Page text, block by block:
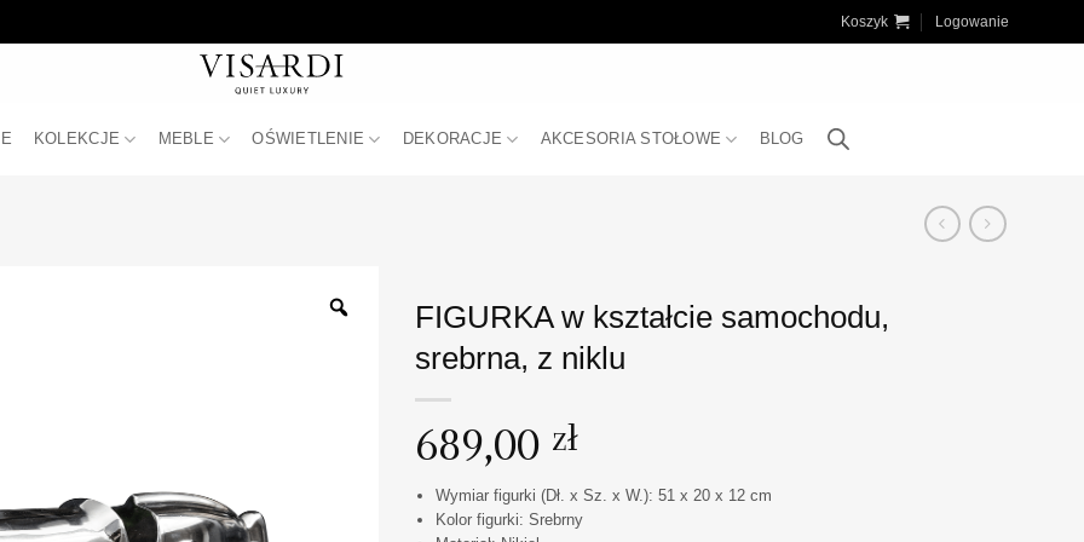
Koszyk Logowanie
KOLEKCJE MEBLE OŚWIETLENIE DEKORACJE AKCESORIA STOŁOWE BLOG
FIGURKA w kształcie samochodu,
srebrna, z niklu
689,00 zł
Wymiar figurki (Dł. x Sz. x W.): 51 x 20 x 12 cm
Kolor figurki: Srebrny